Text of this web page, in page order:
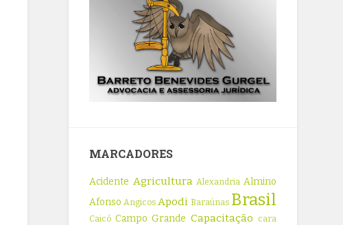
MARCADORES
Acidente Agricultura Alexandria Almino
Afonso Angicos Apodi Baraúnas Brasil
Caicó Campo Grande Capacitação cara